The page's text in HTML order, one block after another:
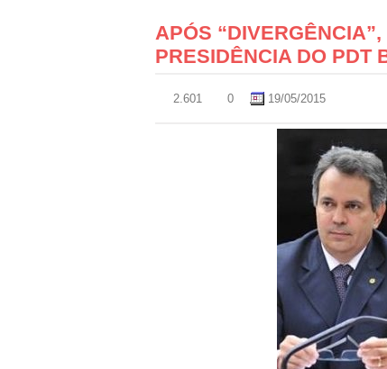
APÓS
PRESIDÊNCIA DO PDT
2.601 0 19/05/2015